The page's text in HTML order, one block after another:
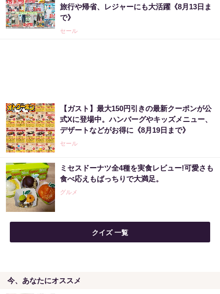
旅行や帰省、レジャーにも大活躍《8月13日ま
で》
セール
【ガスト】最大150円引きの最新クーポンが公
式Xに登場中。ハンバーグやキッズメニュー、
デザートなどがお得に《8月19日まで》
セール
ミセスドーナツ全4種を実食レビュー!可愛さも
食べ応えもばっちりで大満足。
グルメ
クイズ 一覧
今、あなたにオススメ